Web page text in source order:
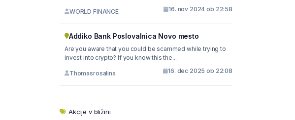
WORLD FINANCE 16. nov 2024 ob 22:58
Addiko Bank Poslovalnica Novo mesto
Are you aware that you could be scammed while trying to
invest into crypto? If you know this the...
Thomasrosalina 16. dec 2025 ob 22:08
Akcije v bližini